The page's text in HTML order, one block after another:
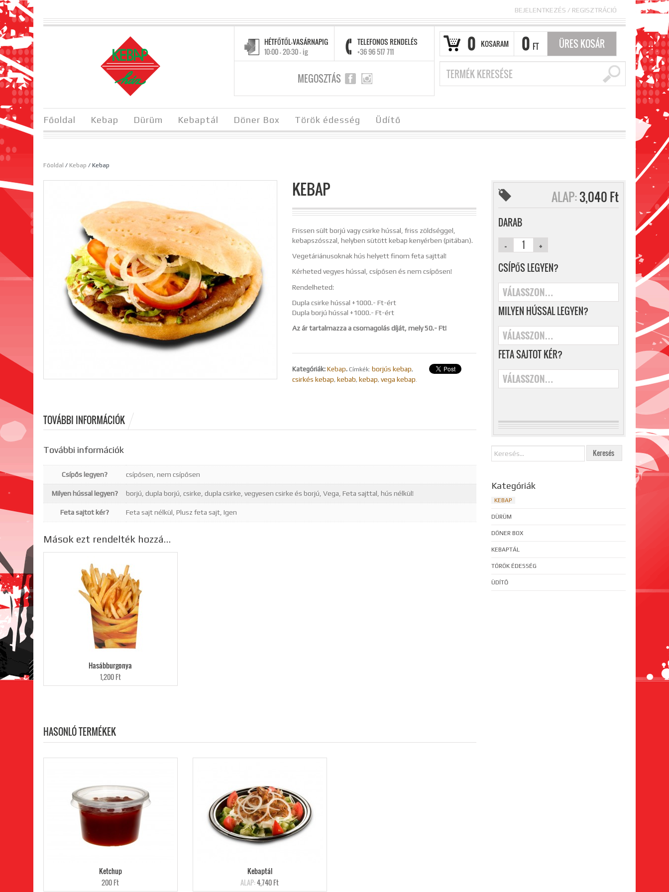
BEJELENTKEZÉS / REGISZTRÁCIÓ
0 KOSARAM 0 FT ÜRES KOSÁR
HÉTFŐTŐL-VASÁRNAPIG
10:00 - 20:30 - ig
TELEFONOS RENDELÉS
+36 96 517 711
MEGOSZTÁS
Főoldal Kebap Dürüm Kebaptál Döner Box Török édesség Üdítő
Főoldal / Kebap / Kebap
KEBAP
Frissen sült borjú vagy csirke hússal, friss zöldséggel,
kebapszósszal, helyben sütött kebap kenyérben (pitában).
Vegetáriánusoknak hús helyett finom feta sajttal!
Kérheted vegyes hússal, csípősen és nem csípősen!
Rendelheted:
Dupla csirke hússal +1000.- Ft-ért
Dupla borjú hússal +1000.- Ft-ért
Az ár tartalmazza a csomagolás díját, mely 50.- Ft!
Kategóriák: Kebap. Címkék: borjús kebap,
csirkés kebap, kebab, kebap, vega kebap.
ALAP:3,040 Ft
DARAB
CSÍPŐS LEGYEN?
VÁLASSZON…
MILYEN HÚSSAL LEGYEN?
VÁLASSZON…
FETA SAJTOT KÉR?
VÁLASSZON…
Kategóriák
KEBAP
DÜRÜM
DÖNER BOX
KEBAPTÁL
TÖRÖK ÉDESSÉG
ÜDÍTŐ
TOVÁBBI INFORMÁCIÓK
További információk
Csípős legyen? csípősen, nem csípősen
Milyen hússal legyen? borjú, dupla borjú, csirke, dupla csirke, vegyesen csirke és borjú, Vega, Feta sajttal, hús nélkül!
Feta sajtot kér? Feta sajt nélkül, Plusz feta sajt, Igen
Mások ezt rendelték hozzá…
Hasábburgonya
1,200 Ft
HASONLÓ TERMÉKEK
Ketchup
200 Ft
Kebaptál
ALAP:4,740 Ft